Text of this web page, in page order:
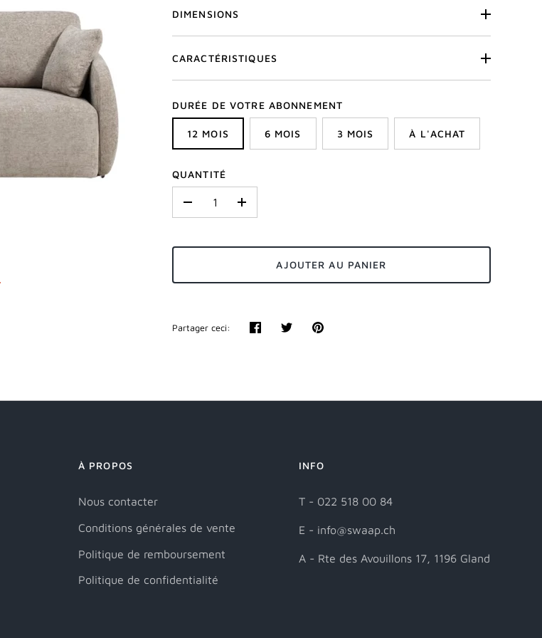
DIMENSIONS
CARACTÉRISTIQUES
DURÉE DE VOTRE ABONNEMENT
12 MOIS 6 MOIS 3 MOIS À L'ACHAT
QUANTITÉ
+
AJOUTER AU PANIER
Partager ceci:
PartagerTweeterÉpingler
À PROPOS
Nous contacter
Conditions générales de vente
Politique de remboursement
Politique de confidentialité
INFO
T - 022 518 00 84
E - info@swaap.ch
A - Rte des Avouillons 17, 1196 Gland